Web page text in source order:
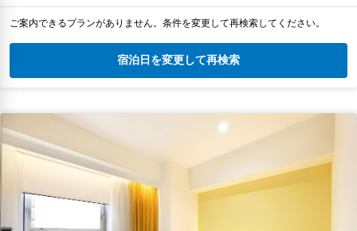
ご案内できるプランがありません。条件を変更して再検索してください。
宿泊日を変更して再検索